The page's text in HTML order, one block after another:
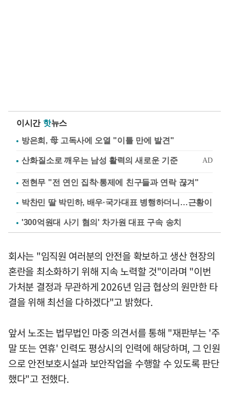
이시간 핫뉴스
방은희, 母 고독사에 오열 "이틀 만에 발견"
전현무 "전 연인 집착·통제에 친구들과 연락 끊겨"
박찬민 딸 박민하, 배우·국가대표 병행하더니…근황이
'300억원대 사기 혐의' 차가원 대표 구속 송치
회사는 "임직원 여러분의 안전을 확보하고 생산 현장의
혼란을 최소화하기 위해 지속 노력할 것"이라며 "이번
가처분 결정과 무관하게 2026년 임금 협상의 원만한 타
결을 위해 최선을 다하겠다"고 밝혔다.
앞서 노조는 법무법인 마중 의견서를 통해 "재판부는 '주
말 또는 연휴' 인력도 평상시의 인력에 해당하며, 그 인원
으로 안전보호시설과 보안작업을 수행할 수 있도록 판단
했다"고 전했다.